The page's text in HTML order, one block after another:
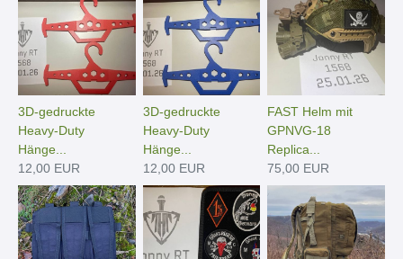
3D-gedruckte
Heavy-Duty
Hänge­...
12,00 EUR
3D-gedruckte
Heavy-Duty
Hänge­...
12,00 EUR
FAST Helm mit
GPNVG-18
Replica...
75,00 EUR